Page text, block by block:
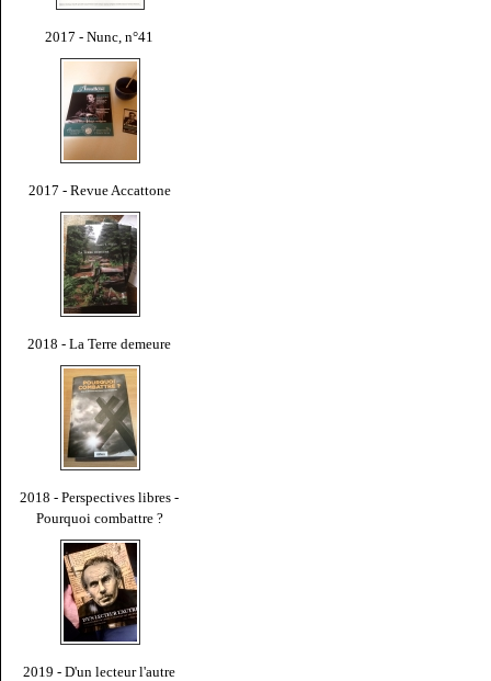
2017 - Nunc, n°41
2017 - Revue Accattone
2018 - La Terre demeure
2018 - Perspectives libres -
Pourquoi combattre ?
2019 - D'un lecteur l'autre